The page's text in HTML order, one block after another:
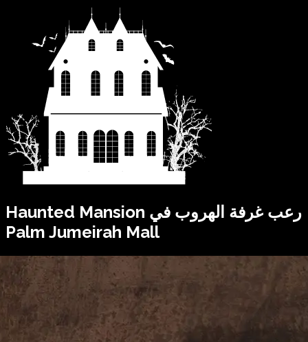
Haunted Mansion رعب غرفة الهروب في
Palm Jumeirah Mall